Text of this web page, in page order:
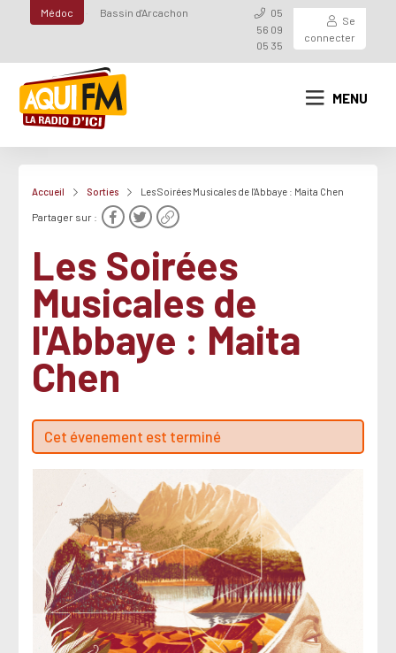
Médoc Bassin d'Arcachon
05
56 09
05 35
Se
connecter
MENU
Accueil Sorties Les Soirées Musicales de l'Abbaye : Maita Chen
Partager sur :
Les Soirées
Musicales de
l'Abbaye : Maita
Chen
Cet évenement est terminé